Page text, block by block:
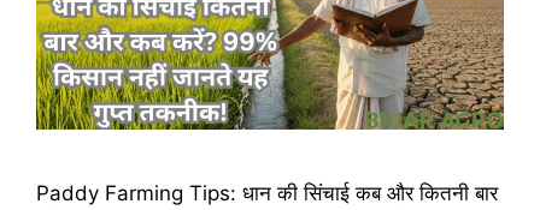
Paddy Farming Tips: धान की सिंचाई कब और कितनी बार